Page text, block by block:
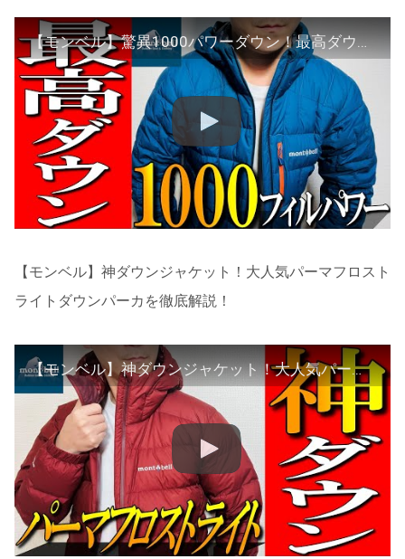
【モンベル】驚異1000パワーダウン！最高ダウン！イグニスダウンパーカーをプロが徹底解説
【モンベル】神ダウンジャケット！大人気パーマフロスト
ライトダウンパーカを徹底解説！
【モンベル】神ダウンジャケット！大人気パーマフロストライトダウンパーカを徹底解説！